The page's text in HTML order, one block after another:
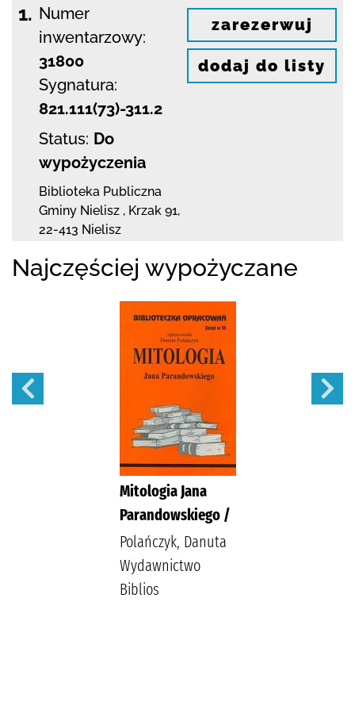
1. Numer
inwentarzowy:
31800
Sygnatura:
821.111(73)-311.2
Status: Do
wypożyczenia
Biblioteka Publiczna
Gminy Nielisz , Krzak 91,
22-413 Nielisz
zarezerwuj
dodaj do listy
Najczęściej wypożyczane
Mitologia Jana
Parandowskiego /
Polańczyk, Danuta
Wydawnictwo
Biblios